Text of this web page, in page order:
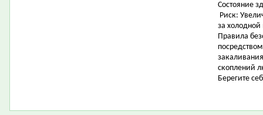
Состояние
Риск:
за
Правила
скоплений
Берегите